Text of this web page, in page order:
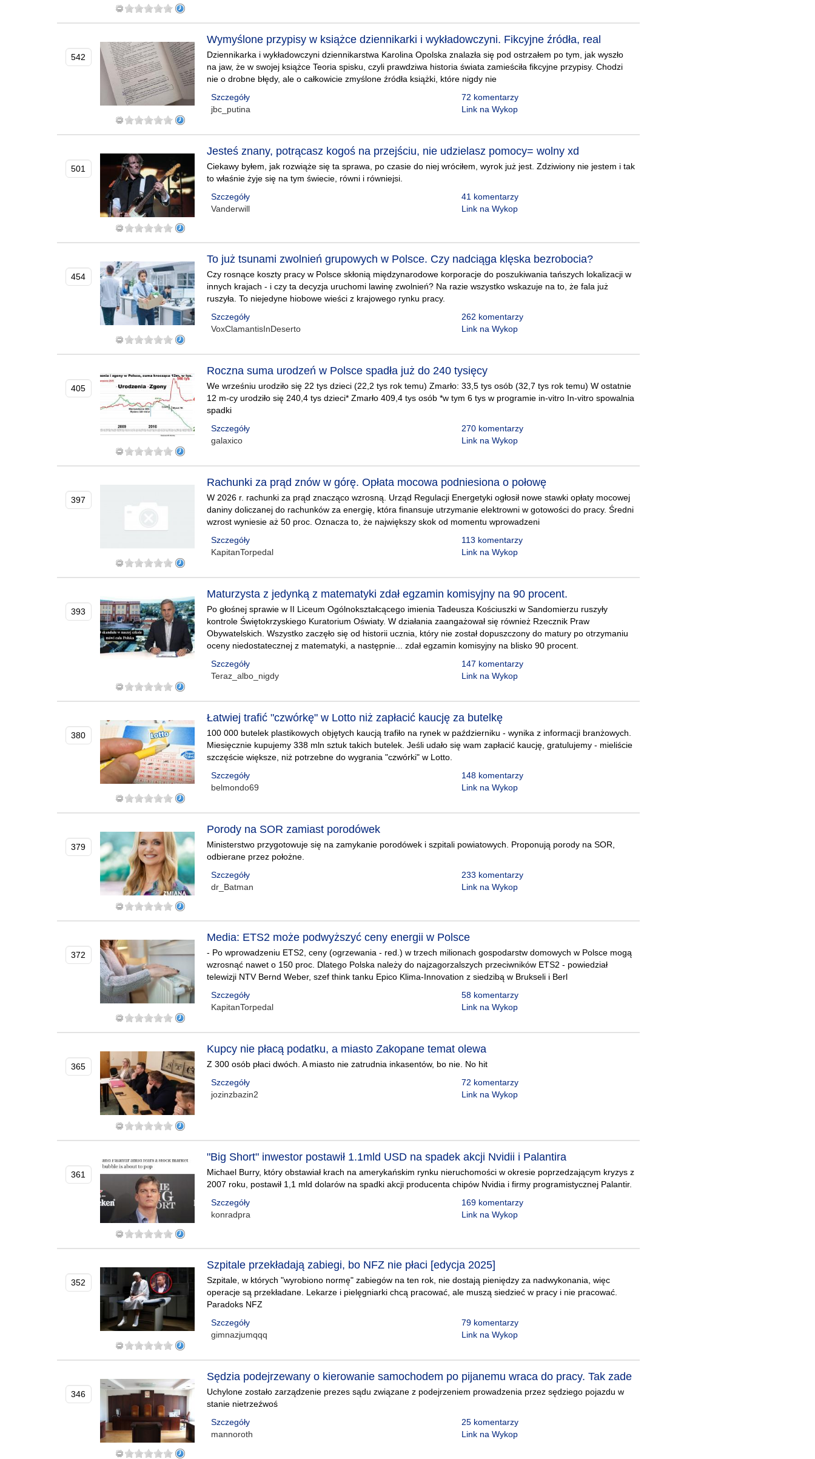
542
Wymyślone przypisy w książce dziennikarki i wykładowczyni. Fikcyjne źródła, real
Dziennikarka i wykładowczyni dziennikarstwa Karolina Opolska znalazła się pod ostrzałem po tym, jak wyszło
na jaw, że w swojej książce Teoria spisku, czyli prawdziwa historia świata zamieściła fikcyjne przypisy. Chodzi
nie o drobne błędy, ale o całkowicie zmyślone źródła książki, które nigdy nie
Szczegóły
jbc_putina
72 komentarzy
Link na Wykop
501
Jesteś znany, potrącasz kogoś na przejściu, nie udzielasz pomocy= wolny xd
Ciekawy byłem, jak rozwiąże się ta sprawa, po czasie do niej wróciłem, wyrok już jest. Zdziwiony nie jestem i tak
to właśnie żyje się na tym świecie, równi i równiejsi.
Szczegóły
Vanderwill
41 komentarzy
Link na Wykop
454
To już tsunami zwolnień grupowych w Polsce. Czy nadciąga klęska bezrobocia?
Czy rosnące koszty pracy w Polsce skłonią międzynarodowe korporacje do poszukiwania tańszych lokalizacji w
innych krajach - i czy ta decyzja uruchomi lawinę zwolnień? Na razie wszystko wskazuje na to, że fala już
ruszyła. To niejedyne hiobowe wieści z krajowego rynku pracy.
Szczegóły
VoxClamantisInDeserto
262 komentarzy
Link na Wykop
405
Roczna suma urodzeń w Polsce spadła już do 240 tysięcy
We wrześniu urodziło się 22 tys dzieci (22,2 tys rok temu) Zmarło: 33,5 tys osób (32,7 tys rok temu) W ostatnie
12 m-cy urodziło się 240,4 tys dzieci* Zmarło 409,4 tys osób *w tym 6 tys w programie in-vitro In-vitro spowalnia
spadki
Szczegóły
galaxico
270 komentarzy
Link na Wykop
397
Rachunki za prąd znów w górę. Opłata mocowa podniesiona o połowę
W 2026 r. rachunki za prąd znacząco wzrosną. Urząd Regulacji Energetyki ogłosił nowe stawki opłaty mocowej
daniny doliczanej do rachunków za energię, która finansuje utrzymanie elektrowni w gotowości do pracy. Średni
wzrost wyniesie aż 50 proc. Oznacza to, że największy skok od momentu wprowadzeni
Szczegóły
KapitanTorpedal
113 komentarzy
Link na Wykop
393
Maturzysta z jedynką z matematyki zdał egzamin komisyjny na 90 procent.
Po głośnej sprawie w II Liceum Ogólnokształcącego imienia Tadeusza Kościuszki w Sandomierzu ruszyły
kontrole Świętokrzyskiego Kuratorium Oświaty. W działania zaangażował się również Rzecznik Praw
Obywatelskich. Wszystko zaczęło się od historii ucznia, który nie został dopuszczony do matury po otrzymaniu
oceny niedostatecznej z matematyki, a następnie... zdał egzamin komisyjny na blisko 90 procent.
Szczegóły
Teraz_albo_nigdy
147 komentarzy
Link na Wykop
380
Łatwiej trafić "czwórkę" w Lotto niż zapłacić kaucję za butelkę
100 000 butelek plastikowych objętych kaucją trafiło na rynek w październiku - wynika z informacji branżowych.
Miesięcznie kupujemy 338 mln sztuk takich butelek. Jeśli udało się wam zapłacić kaucję, gratulujemy - mieliście
szczęście większe, niż potrzebne do wygrania "czwórki" w Lotto.
Szczegóły
belmondo69
148 komentarzy
Link na Wykop
379
Porody na SOR zamiast porodówek
Ministerstwo przygotowuje się na zamykanie porodówek i szpitali powiatowych. Proponują porody na SOR,
odbierane przez położne.
Szczegóły
dr_Batman
233 komentarzy
Link na Wykop
372
Media: ETS2 może podwyższyć ceny energii w Polsce
- Po wprowadzeniu ETS2, ceny (ogrzewania - red.) w trzech milionach gospodarstw domowych w Polsce mogą
wzrosnąć nawet o 150 proc. Dlatego Polska należy do najzagorzalszych przeciwników ETS2 - powiedział
telewizji NTV Bernd Weber, szef think tanku Epico Klima-Innovation z siedzibą w Brukseli i Berl
Szczegóły
KapitanTorpedal
58 komentarzy
Link na Wykop
365
Kupcy nie płacą podatku, a miasto Zakopane temat olewa
Z 300 osób płaci dwóch. A miasto nie zatrudnia inkasentów, bo nie. No hit
Szczegóły
jozinzbazin2
72 komentarzy
Link na Wykop
361
"Big Short" inwestor postawił 1.1mld USD na spadek akcji Nvidii i Palantira
Michael Burry, który obstawiał krach na amerykańskim rynku nieruchomości w okresie poprzedzającym kryzys z
2007 roku, postawił 1,1 mld dolarów na spadki akcji producenta chipów Nvidia i firmy programistycznej Palantir.
Szczegóły
konradpra
169 komentarzy
Link na Wykop
352
Szpitale przekładają zabiegi, bo NFZ nie płaci [edycja 2025]
Szpitale, w których "wyrobiono normę" zabiegów na ten rok, nie dostają pieniędzy za nadwykonania, więc
operacje są przekładane. Lekarze i pielęgniarki chcą pracować, ale muszą siedzieć w pracy i nie pracować.
Paradoks NFZ
Szczegóły
gimnazjumqqq
79 komentarzy
Link na Wykop
346
Sędzia podejrzewany o kierowanie samochodem po pijanemu wraca do pracy. Tak zade
Uchylone zostało zarządzenie prezes sądu związane z podejrzeniem prowadzenia przez sędziego pojazdu w
stanie nietrzeźwoś
Szczegóły
mannoroth
25 komentarzy
Link na Wykop